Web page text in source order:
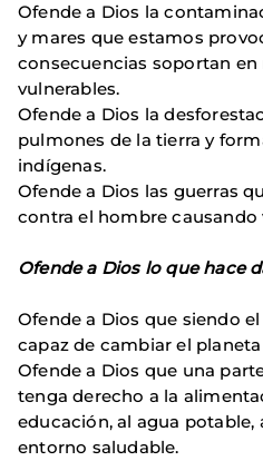
Ofende a Dios la
y mares que estamos
consecuencias soportan
vulnerables.
Ofende a Dios la
pulmones de la tierra y
indígenas.
Ofende a Dios las guerras
contra el hombre
Ofende a Dios lo que hace
Ofende a Dios que siendo
capaz de cambiar el
Ofende a Dios que una
tenga derecho a la
educación, al agua potable,
entorno saludable.